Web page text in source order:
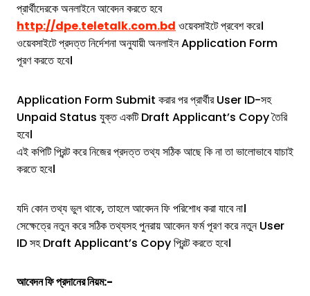
প্রার্থীদেরকে অনলাইনে আবেদন করতে হবে
http://dpe.teletalk.com.bd ওয়েবসাইটে প্রবেশ করে।
ওয়েবসাইটে প্রদত্ত নির্দেশনা অনুযায়ী অনলাইন Application Form
পূরণ করতে হবে।
Application Form Submit করার পর প্রার্থীর User ID-সহ
Unpaid Status যুক্ত একটি Draft Applicant’s Copy তৈরি
হবে।
এই কপিটি প্রিন্ট করে নিজের প্রদত্ত তথ্য সঠিক আছে কি না তা ভালোভাবে যাচাই
করতে হবে।
যদি কোন তথ্য ভুল থাকে, তাহলে আবেদন ফি পরিশোধ করা যাবে না।
সেক্ষেত্রে নতুন করে সঠিক তথ্যসহ পুনরায় আবেদন ফর্ম পূরণ করে নতুন User
ID সহ Draft Applicant’s Copy প্রিন্ট করতে হবে।
আবেদন ফি প্রদানের নিয়ম:-